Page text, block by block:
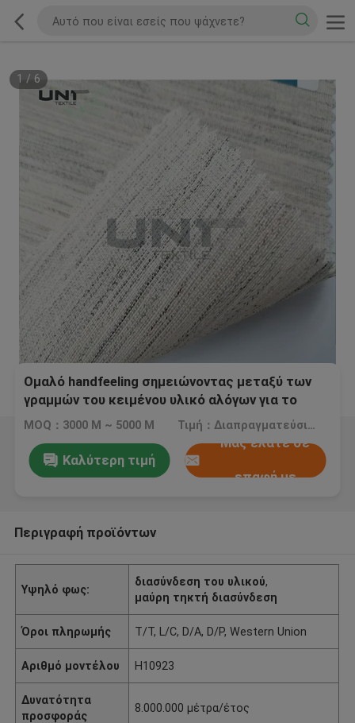
1 / 6
Ομαλό handfeeling σημειώνοντας μεταξύ των
γραμμών του κειμένου υλικό αλόγων για το
κοστούμι/το σακάκι ατόμων `s/ομοιόμορφος
MOQ：3000 Μ ~ 5000 Μ Τιμή：Διαπραγματεύσιμος
Καλύτερη τιμή
Μας ελάτε σε
επαφή με
Περιγραφή προϊόντων
Υψηλό φως:
διασύνδεση του υλικού,
μαύρη τηκτή διασύνδεση
Όροι πληρωμής T/T, L/C, D/A, D/P, Western Union
Αριθμό μοντέλου H10923
Δυνατότητα
προσφοράς
8.000.000 μέτρα/έτος